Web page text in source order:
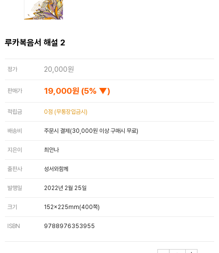
루카복음서 해설 2
정가 20,000원
판매가 19,000원 (5% ▼)
적립금 0점 (무통장입금시)
배송비 주문시 결제(30,000원 이상 구매시 무료)
지은이 최안나
출판사 성서와함께
발행일 2022년 2월 25일
크기 152×225mm(400쪽)
ISBN 9788976353955